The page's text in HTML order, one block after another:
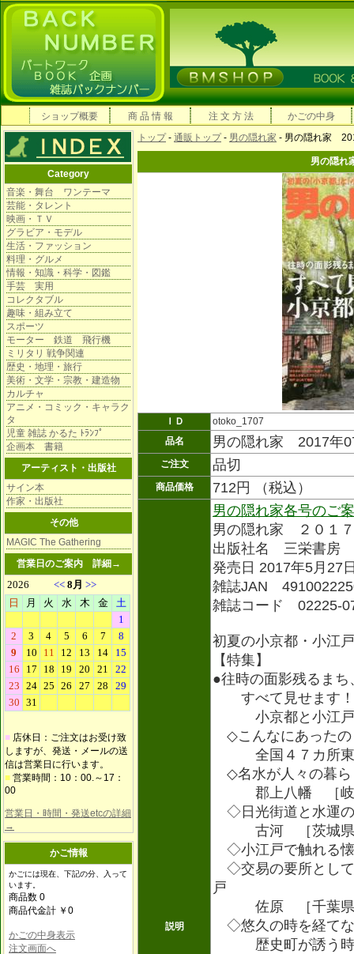
ショップ概要 商 品 情 報 注 文 方 法 かごの中身
Category
音楽・舞台 ワンテーマ
芸能・タレント
映画・ＴＶ
グラビア・モデル
生活・ファッション
料理・グルメ
情報・知識・科学・図鑑
手芸 実用
コレクタブル
趣味・組み立て
スポーツ
モーター 鉄道 飛行機
ミリタリ 戦争関連
歴史・地理・旅行
美術・文学・宗教・建造物
カルチャ
アニメ・コミック・キャラク
タ
児童 雑誌 かるた ﾄﾗﾝﾌﾟ
企画本 書籍
アーティスト・出版社
サイン本
作家・出版社
その他
MAGIC The Gathering
営業日のご案内 詳細→
■ 店休日：ご注文はお受け致
しますが、発送・メールの送
信は営業日に行います。
■ 営業時間：10：00.～17：
00
営業日・時間・発送etcの詳細
→
かご情報
かごには現在、下記の分、入って
います。
商品数 0
商品代金計 ￥0
かごの中身表示
注文画面へ
トップ- 通販トップ- 男の隠れ家 - 男の隠れ家
男の隠
ＩＤ
otoko_1707
品名
男の隠れ家 2017年
ご注文 品切
商品価格 712円 （税込）
説明
男の隠れ家各号のご
男の隠れ家 ２０１
出版社名 三栄書房
発売日 2017年5月27
雑誌JAN
雑誌コード 02225-
初夏の小京都・小江戸
【特集】
●往時の面影残るま
すべて見せます！
小京都と小江戸
◇こんなにあったの
全国４７カ所東
◇名水が人々の暮ら
郡上八幡 ［岐
◇日光街道と水運の
古河 ［茨城県
◇小江戸で触れる
◇交易の要所として
戸
佐原 ［千葉県
◇悠久の時を経てな
歴史町が誘う時